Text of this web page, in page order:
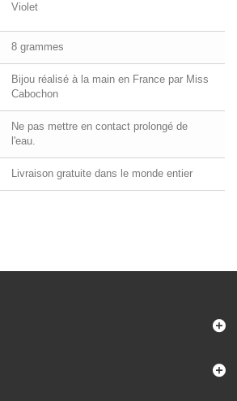
Violet
8 grammes
Bijou réalisé à la main en France par Miss
Cabochon
Ne pas mettre en contact prolongé de
l'eau.
Livraison gratuite dans le monde entier